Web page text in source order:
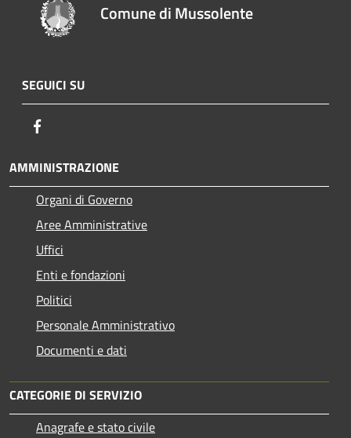
Comune di Mussolente
SEGUICI SU
AMMINISTRAZIONE
Organi di Governo
Aree Amministrative
Uffici
Enti e fondazioni
Politici
Personale Amministrativo
Documenti e dati
CATEGORIE DI SERVIZIO
Anagrafe e stato civile